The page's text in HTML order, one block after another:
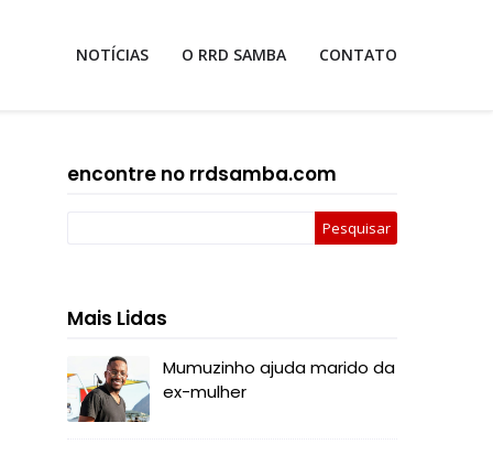
NOTÍCIAS O RRD SAMBA CONTATO
encontre no rrdsamba.com
Mais Lidas
Mumuzinho ajuda marido da
ex-mulher